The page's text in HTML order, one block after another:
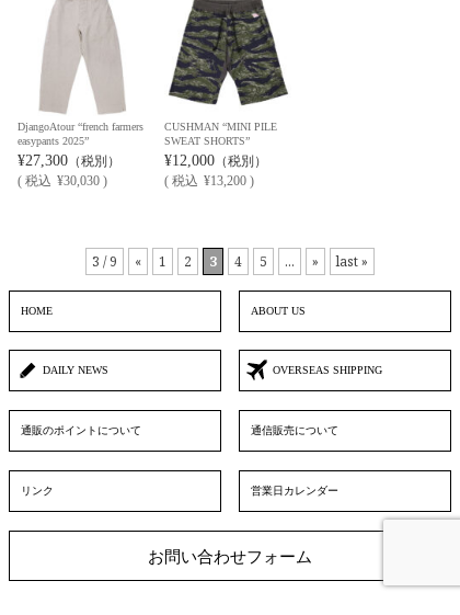
DjangoAtour “french farmers
easypants 2025”
¥27,300 （税別）
(税込 ¥30,030 )
CUSHMAN “MINI PILE
SWEAT SHORTS”
¥12,000（税別）
( 税込 ¥13,200 )
3 / 9 « 1 2 3 4 5 ... » last »
HOME ABOUT US
DAILY NEWS OVERSEAS SHIPPING
通販のポイントについて 通信販売について
リンク 営業日カレンダー
お問い合わせフォーム